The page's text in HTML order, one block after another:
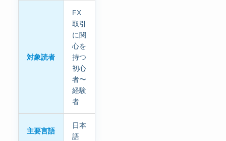
対象読者
FX
取引
に関
心を
持つ
初心
者〜
経験
者
主要言語
日本
語